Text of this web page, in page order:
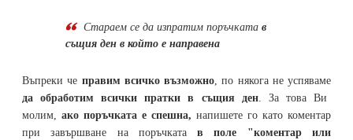
Стараем се да изпратим поръчката в
същия ден в който е направена
Въпреки че правим всичко възможно, по някога не успяваме
да обработим всички пратки в същия ден. За това Ви
молим, ако поръчката е спешна, напишете го като коментар
при завършване на поръчкатав поле "коментар или